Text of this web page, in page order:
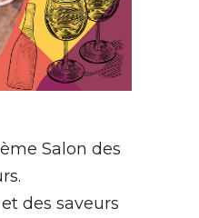
Salon des
des saveurs